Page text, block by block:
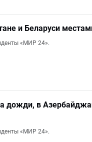
и Беларуси
«МИР 24».
дожди, в
«МИР 24».